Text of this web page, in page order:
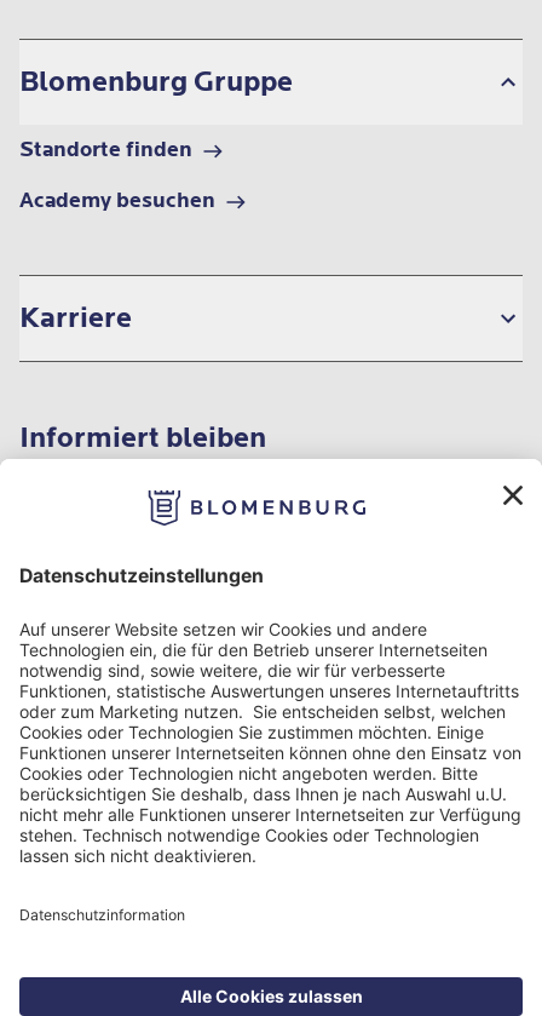
Blomenburg Gruppe
Standorte finden
Academy besuchen
Karriere
Informiert bleiben
Impressum
Datenschutzinformation
Nutzungsbedingungen
Barrierefreiheit